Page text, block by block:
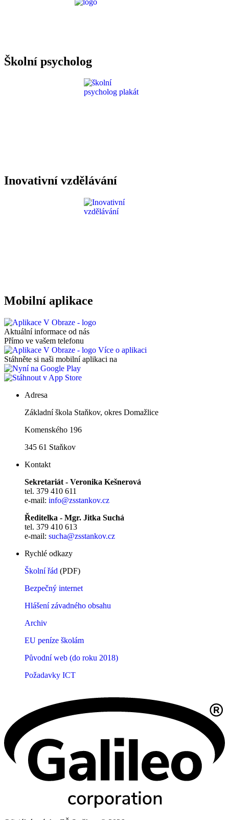
Školní psycholog
Inovativní vzdělávání
Mobilní aplikace
Aktuální informace od nás
Přímo ve vašem telefonu
Více o aplikaci
Stáhněte si naši mobilní aplikaci na
Adresa
Základní škola Staňkov, okres Domažlice
Komenského 196
345 61 Staňkov
Kontakt
Sekretariát - Veronika Kešnerová
tel. 379 410 611
e-mail: info@zsstankov.cz
Ředitelka - Mgr. Jitka Suchá
tel. 379 410 613
e-mail: sucha@zsstankov.cz
Rychlé odkazy
Školní řád (PDF)
Bezpečný internet
Hlášení závadného obsahu
Archiv
EU peníze školám
Původní web (do roku 2018)
Požadavky ICT